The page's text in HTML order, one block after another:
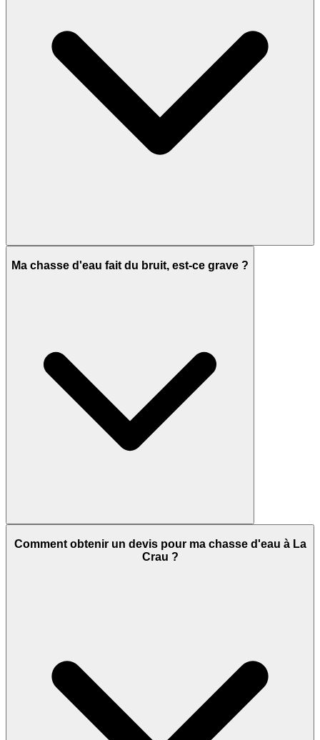
Ma chasse d'eau fait du bruit, est-ce grave ?
Comment obtenir un devis pour ma chasse d'eau à La
Crau ?